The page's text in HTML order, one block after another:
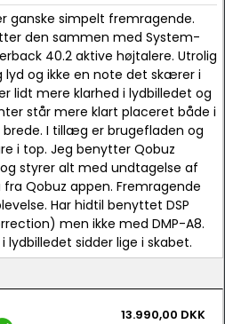
ganske simpelt fremragende.
den sammen med System-
40.2 aktive højtalere. Utrolig
lyd og ikke en note det skærer i
lidt mere klarhed i lydbilledet og
står mere klart placeret både i
brede. I tillæg er brugefladen og
i top. Jeg benytter Qobuz
styrer alt med undtagelse af
fra Qobuz appen. Fremragende
Har hidtil benyttet DSP
men ikke med DMP-A8.
lydbilledet sidder lige i skabet.
13.990,00 DKK